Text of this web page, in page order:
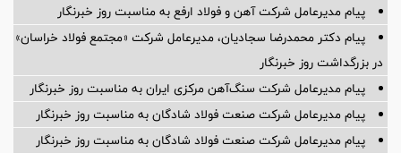
پیام مدیرعامل شرکت آهن و فولاد ارفع به مناسبت روز خبرنگار
پیام دکتر محمدرضا سجادیان، مدیرعامل شرکت «مجتمع فولاد خراسان»
در بزرگداشت روز خبرنگار
پیام مدیرعامل شرکت سنگ‌آهن مرکزی ایران به مناسبت روز خبرنگار
پیام مدیرعامل شرکت صنعت فولاد شادگان به مناسبت روز خبرنگار
پیام مدیرعامل شرکت صنعت فولاد شادگان به مناسبت روز خبرنگار